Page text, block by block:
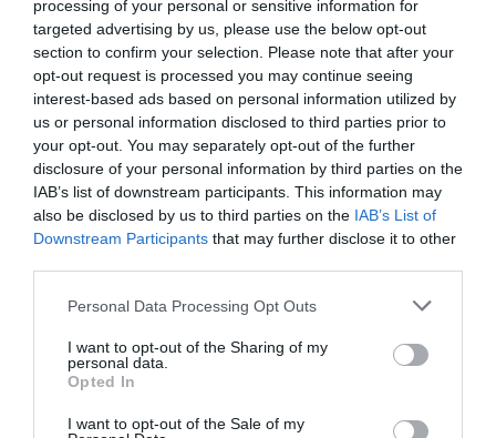
processing of your personal or sensitive information for
targeted advertising by us, please use the below opt-out
section to confirm your selection. Please note that after your
opt-out request is processed you may continue seeing
interest-based ads based on personal information utilized by
us or personal information disclosed to third parties prior to
your opt-out. You may separately opt-out of the further
disclosure of your personal information by third parties on the
IAB’s list of downstream participants. This information may
also be disclosed by us to third parties on the IAB’s List of
Downstream Participants that may further disclose it to other
Please note that this website/app uses one or more Google
not limited to your visit or usage behaviour. You may click to
grant or deny consent to Google and its third-party tags to
use your data for below specified purposes in below Google
consent section.
Personal Data Processing Opt Outs
I want to opt-out of the Sharing of my
personal data.
Opted In
I want to opt-out of the Sale of my
TERMOMETRU DIGITAL CU
INFRAROȘU
Măsurarea temperaturii la distanță a fost inițial o
infraroșu pentru a analiza temperatura stelelor și